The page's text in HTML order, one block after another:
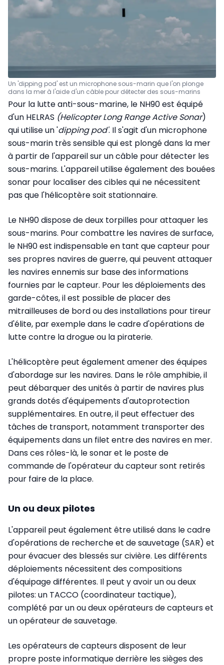
Un 'dipping pod' est un microphone sous-marin que l'on plonge
dans la mer à l'aide d'un câble pour détecter des sous-marins
Pour la lutte anti-sous-marine, le NH90 est équipé
d'un HELRAS (Helicopter Long Range Active Sonar)
qui utilise un 'dipping pod'. Il s'agit d'un microphone
sous-marin très sensible qui est plongé dans la mer
à partir de l'appareil sur un câble pour détecter les
sous-marins. L'appareil utilise également des bouées
sonar pour localiser des cibles qui ne nécessitent
pas que l'hélicoptère soit stationnaire.
Le NH90 dispose de deux torpilles pour attaquer les
sous-marins. Pour combattre les navires de surface,
le NH90 est indispensable en tant que capteur pour
ses propres navires de guerre, qui peuvent attaquer
les navires ennemis sur base des informations
fournies par le capteur. Pour les déploiements des
garde-côtes, il est possible de placer des
mitrailleuses de bord ou des installations pour tireur
d'élite, par exemple dans le cadre d'opérations de
lutte contre la drogue ou la piraterie.
L'hélicoptère peut également amener des équipes
d'abordage sur les navires. Dans le rôle amphibie, il
peut débarquer des unités à partir de navires plus
grands dotés d'équipements d'autoprotection
supplémentaires. En outre, il peut effectuer des
tâches de transport, notamment transporter des
équipements dans un filet entre des navires en mer.
Dans ces rôles-là, le sonar et le poste de
commande de l'opérateur du capteur sont retirés
pour faire de la place.
Un ou deux pilotes
L'appareil peut également être utilisé dans le cadre
d'opérations de recherche et de sauvetage (SAR) et
pour évacuer des blessés sur civière. Les différents
déploiements nécessitent des compositions
d'équipage différentes. Il peut y avoir un ou deux
pilotes: un TACCO (coordinateur tactique),
complété par un ou deux opérateurs de capteurs et
un opérateur de sauvetage.
Les opérateurs de capteurs disposent de leur
propre poste informatique derrière les sièges des